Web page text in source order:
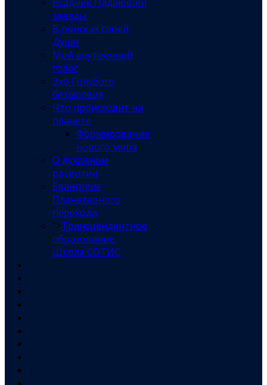
звезды
В поисках своей
Души
Мой внутренний
голос
Эхо Голубого
безмолвия
Что происходит на
планете
Формирование
нового мира
О духовном
развитии
Евангелие
Планетарного
перехода
">Трансцендентное
образование,
Школа СОТИС